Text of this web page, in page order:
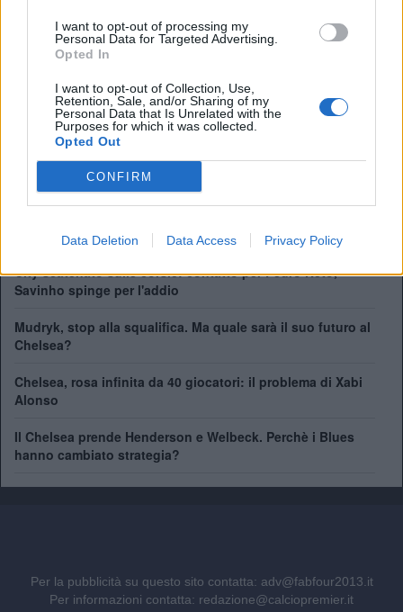
I want to opt-out of processing my
Personal Data for Targeted Advertising.
Opted In
I want to opt-out of Collection, Use,
Retention, Sale, and/or Sharing of my
Personal Data that Is Unrelated with the
Purposes for which it was collected.
Opted Out
CONFIRM
Data Deletion Data Access Privacy Policy
Premier League:6
FA Cup:8
FA Community Shield:4
Champions League:2
Supercoppa Europea:2
Coppa del Mondo per Club:
Rayo Vallecano
City scatenato sulle corsie: contatto per Pedro Neto,
Savinho spinge per l'addio
Mudryk, stop alla squalifica. Ma quale sarà il suo futuro al
Chelsea?
Chelsea, rosa infinita da 40 giocatori: il problema di Xabi
Alonso
Il Chelsea prende Henderson e Welbeck. Perchè i Blues
hanno cambiato strategia?
Per la pubblicità su questo sito contatta: adv@fabfour2013.it
Per informazioni contatta: redazione@calciopremier.it